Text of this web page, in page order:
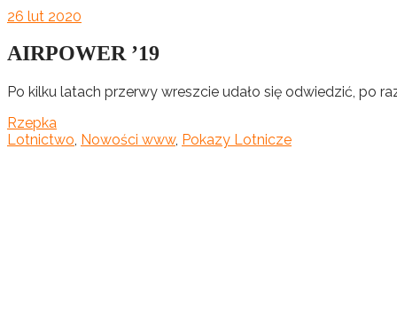
26 lut 2020
AIRPOWER ’19
Po kilku latach przerwy wreszcie udało się odwiedzić, po
Rzepka
Lotnictwo, Nowości www, Pokazy Lotnicze